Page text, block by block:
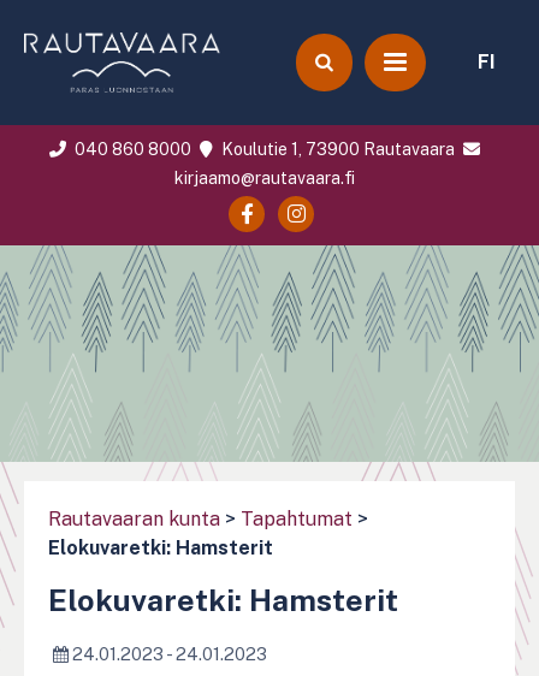
FI
040 860 8000
Koulutie 1, 73900 Rautavaara
kirjaamo@rautavaara.fi
Rautavaaran kunta > Tapahtumat >
Elokuvaretki: Hamsterit
Elokuvaretki: Hamsterit
24.01.2023 - 24.01.2023